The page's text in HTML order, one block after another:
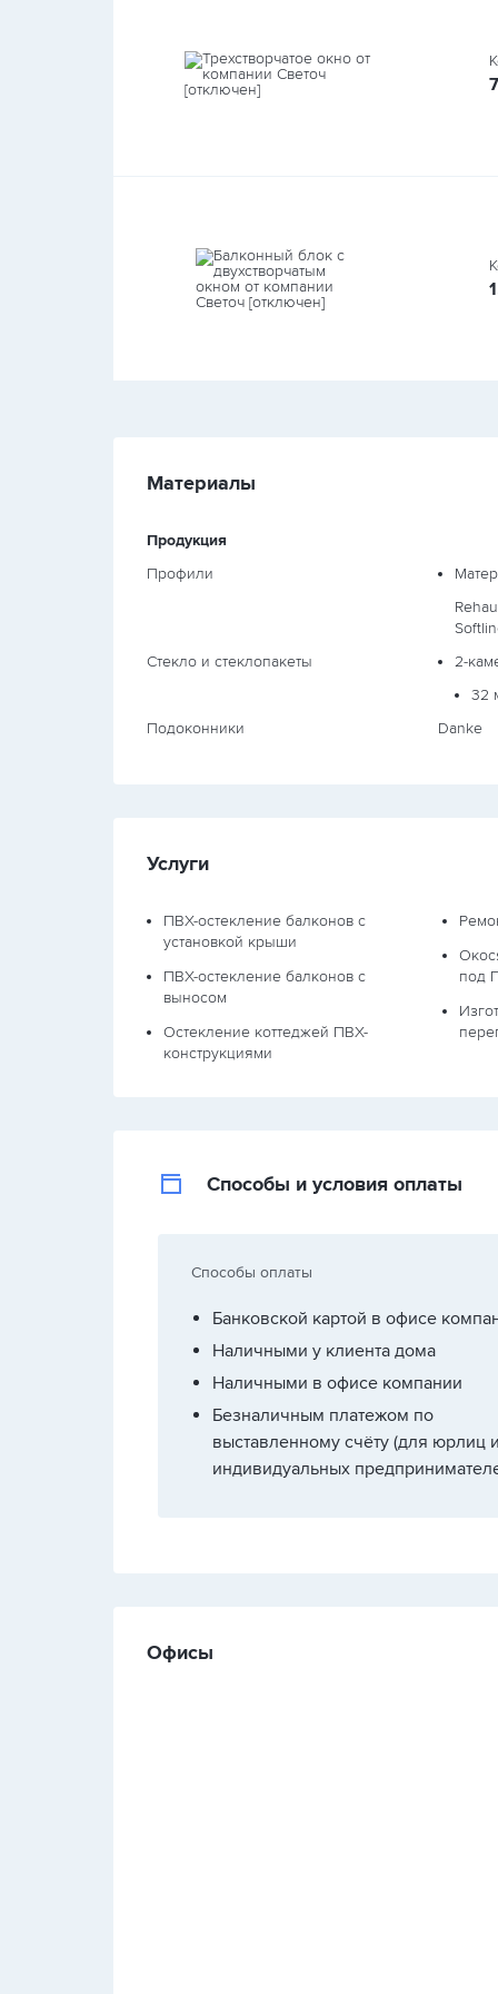
Материалы
Продукция
Профили
Стекло и стеклопакеты
2-
32
Подоконники
Danke
Услуги
ПВХ-остекление балконов с
установкой крыши
ПВХ-остекление балконов с
выносом
Остекление коттеджей ПВХ-
конструкциями
под
Способы и условия оплаты
Способы оплаты
Банковской картой в офисе
Наличными у клиента дома
Наличными в офисе компании
Безналичным платежом по
выставленному счёту (для юрлиц
индивидуальных
Офисы